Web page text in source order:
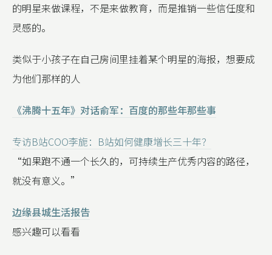
的明星来做课程，不是来做教育，而是推销一些信任度和
灵感的。
类似于小孩子在自己房间里挂着某个明星的海报，想要成
为他们那样的人
《沸腾十五年》对话俞军：百度的那些年那些事
专访B站COO李旎：B站如何健康增长三十年？
“如果跑不通一个长久的，可持续生产优秀内容的路径，
就没有意义。”
边缘县城生活报告
感兴趣可以看看